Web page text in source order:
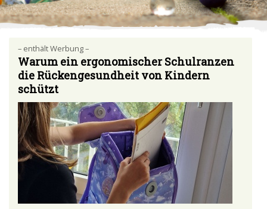
– enthält Werbung –
Warum ein ergonomischer Schulranzen
die Rückengesundheit von Kindern
schützt